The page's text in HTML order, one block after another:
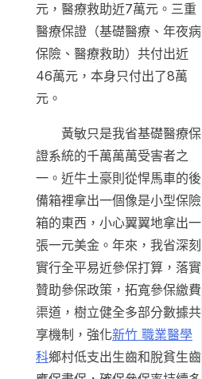
元，醫療救助近7萬元。三重
醫療保證（基礎醫療、年夜病
保險、醫療救助）共付出近
46萬元，本身只付出了8萬
元。
黃敏只是我省基礎醫療保
證系統的千萬萬萬受害者之
一。近牛土豪則從悍馬車的後
備箱裡拿出一個像是小型保險
箱的東西，小心翼翼地拿出一
張一元美金。年來，我省深刻
實行全平易近參保打算，落實
贊助參保政策，拓寬參保繳費
渠道，樹立健全多部分數據共
享機制，強化新竹 職業醫學
科鄉村低支出生齒和脫貧生齒